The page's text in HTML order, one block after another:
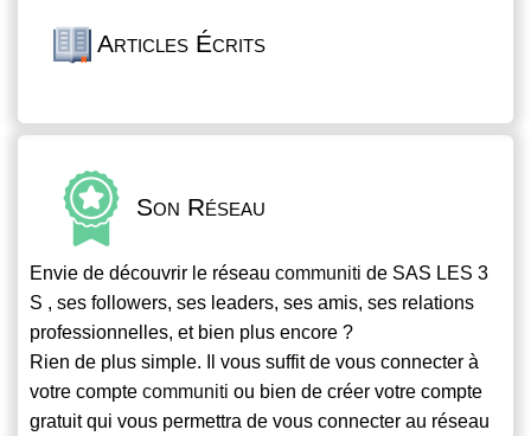
Articles Écrits
Son Réseau
Envie de découvrir le réseau communiti de SAS LES 3
S , ses followers, ses leaders, ses amis, ses relations
professionnelles, et bien plus encore ?
Rien de plus simple. Il vous suffit de vous connecter à
votre compte communiti ou bien de créer votre compte
gratuit qui vous permettra de vous connecter au réseau